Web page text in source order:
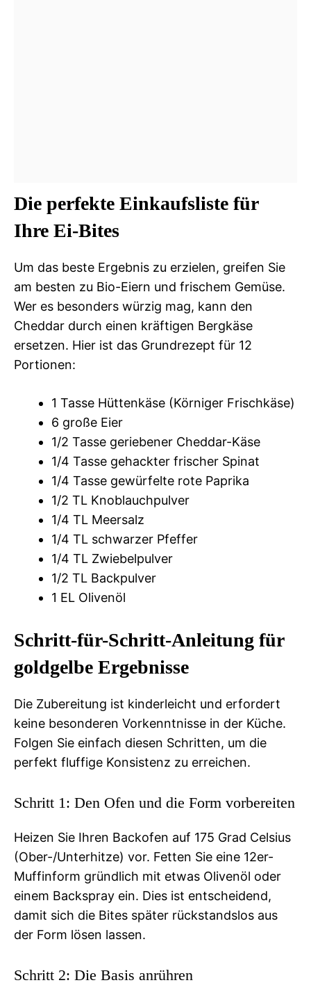
Die perfekte Einkaufsliste für
Ihre Ei-Bites
Um das beste Ergebnis zu erzielen, greifen Sie
am besten zu Bio-Eiern und frischem Gemüse.
Wer es besonders würzig mag, kann den
Cheddar durch einen kräftigen Bergkäse
ersetzen. Hier ist das Grundrezept für 12
Portionen:
1 Tasse Hüttenkäse (Körniger Frischkäse)
6 große Eier
1/2 Tasse geriebener Cheddar-Käse
1/4 Tasse gehackter frischer Spinat
1/4 Tasse gewürfelte rote Paprika
1/2 TL Knoblauchpulver
1/4 TL Meersalz
1/4 TL schwarzer Pfeffer
1/4 TL Zwiebelpulver
1/2 TL Backpulver
1 EL Olivenöl
Schritt-für-Schritt-Anleitung für
goldgelbe Ergebnisse
Die Zubereitung ist kinderleicht und erfordert
keine besonderen Vorkenntnisse in der Küche.
Folgen Sie einfach diesen Schritten, um die
perfekt fluffige Konsistenz zu erreichen.
Schritt 1: Den Ofen und die Form vorbereiten
Heizen Sie Ihren Backofen auf 175 Grad Celsius
(Ober-/Unterhitze) vor. Fetten Sie eine 12er-
Muffinform gründlich mit etwas Olivenöl oder
einem Backspray ein. Dies ist entscheidend,
damit sich die Bites später rückstandslos aus
der Form lösen lassen.
Schritt 2: Die Basis anrühren